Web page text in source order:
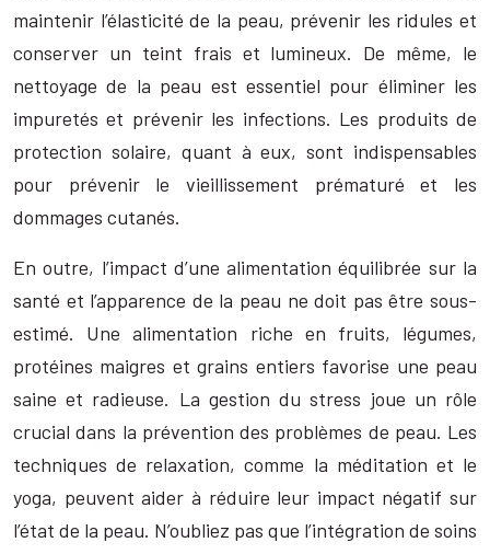
maintenir l’élasticité de la peau, prévenir les ridules et
conserver un teint frais et lumineux. De même, le
nettoyage de la peau est essentiel pour éliminer les
impuretés et prévenir les infections. Les produits de
protection solaire, quant à eux, sont indispensables
pour prévenir le vieillissement prématuré et les
dommages cutanés.
En outre, l’impact d’une alimentation équilibrée sur la
santé et l’apparence de la peau ne doit pas être sous-
estimé. Une alimentation riche en fruits, légumes,
protéines maigres et grains entiers favorise une peau
saine et radieuse. La gestion du stress joue un rôle
crucial dans la prévention des problèmes de peau. Les
techniques de relaxation, comme la méditation et le
yoga, peuvent aider à réduire leur impact négatif sur
l’état de la peau. N’oubliez pas que l’intégration de soins